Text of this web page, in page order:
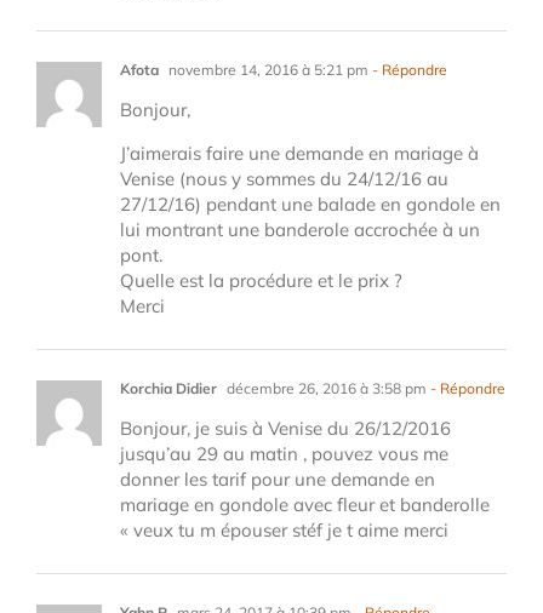
Afota novembre 14, 2016 à 5:21 pm - Répondre
Bonjour,
J’aimerais faire une demande en mariage à
Venise (nous y sommes du 24/12/16 au
27/12/16) pendant une balade en gondole en
lui montrant une banderole accrochée à un
pont.
Quelle est la procédure et le prix ?
Merci
Korchia Didier décembre 26, 2016 à 3:58 pm - Répondre
Bonjour, je suis à Venise du 26/12/2016
jusqu’au 29 au matin , pouvez vous me
donner les tarif pour une demande en
mariage en gondole avec fleur et banderolle
« veux tu m épouser stéf je t aime merci